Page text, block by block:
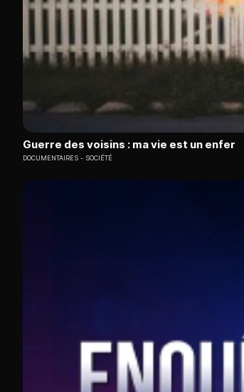
Guerre des voisins : ma vie est un enfer
DOCUMENTAIRES SOCIÉTÉ